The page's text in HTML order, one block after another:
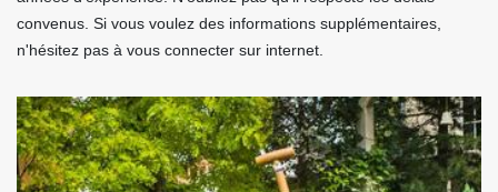
convenus. Si vous voulez des informations supplémentaires,
n'hésitez pas à vous connecter sur internet.